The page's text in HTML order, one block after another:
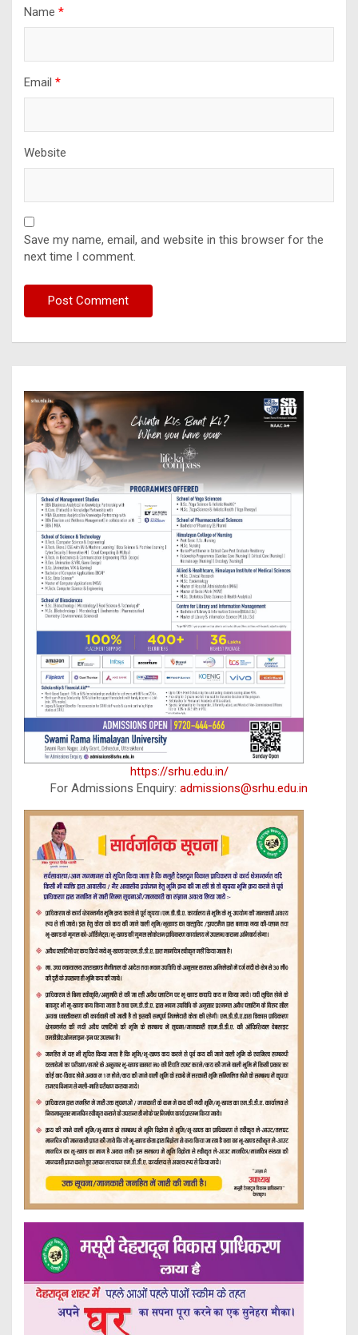
Name *
Email *
Website
Save my name, email, and website in this browser for the
next time I comment.
https://srhu.edu.in/
For Admissions Enquiry: admissions@srhu.edu.in